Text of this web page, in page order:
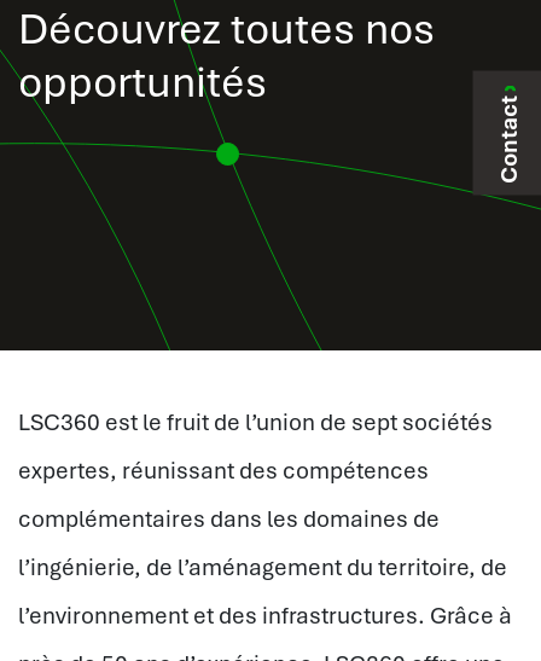
Découvrez toutes nos
opportunités
Contact
LSC360 est le fruit de l’union de sept sociétés
expertes, réunissant des compétences
complémentaires dans les domaines de
l’ingénierie, de l’aménagement du territoire, de
l’environnement et des infrastructures. Grâce à